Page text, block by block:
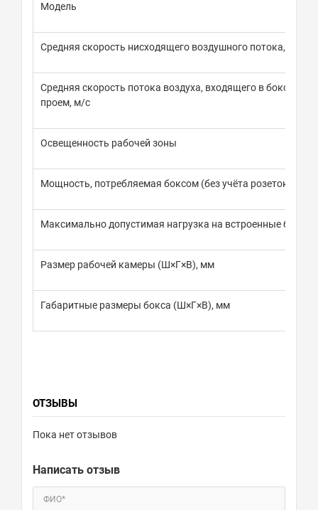
Модель
Средняя скорость нисходящего воздушного потока, м/с
Средняя скорость потока воздуха, входящего в бокс
проем, м/с
Освещенность рабочей зоны
Мощность, потребляемая боксом (без учёта розеток) не
Максимально допустимая нагрузка на встроенные блоки
Размер рабочей камеры (Ш×Г×В), мм
Габаритные размеры бокса (Ш×Г×В), мм
ОТЗЫВЫ
Пока нет отзывов
Написать отзыв
ФИО*